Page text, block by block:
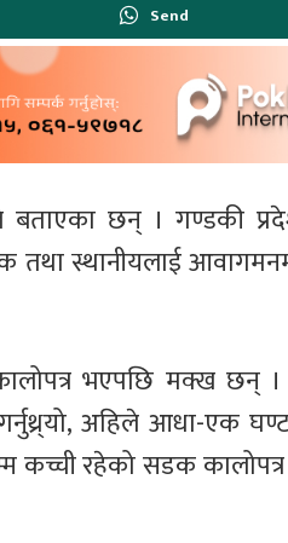
Send
बताएका छन् । गण्डकी
तथा स्थानीयलाई
भएपछि मक्ख छन् ।
अहिले आधा-एक
कच्ची रहेको सडक